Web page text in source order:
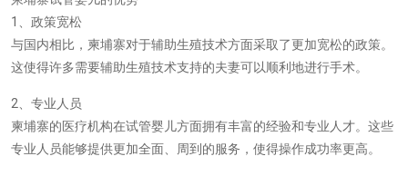
1、政策宽松
与国内相比，柬埔寨对于辅助生殖技术方面采取了更加宽松的政策。
这使得许多需要辅助生殖技术支持的夫妻可以顺利地进行手术。
2、专业人员
柬埔寨的医疗机构在试管婴儿方面拥有丰富的经验和专业人才。这些
专业人员能够提供更加全面、周到的服务，使得操作成功率更高。